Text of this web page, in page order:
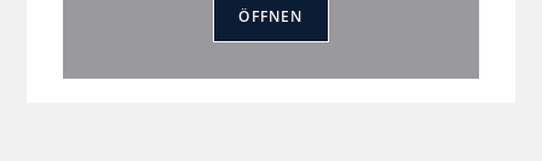
ÖFFNEN